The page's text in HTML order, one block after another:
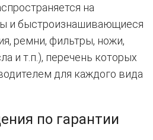
на
и быстроизнашивающиеся
ремни, фильтры, ножи,
и т.п.), перечень которых
для каждого вида
по гарантии